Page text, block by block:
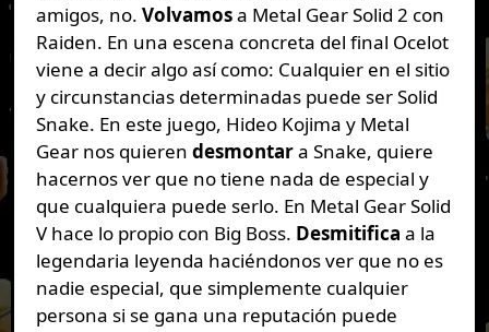
amigos, no. Volvamosa Metal Gear Solid 2 con
Raiden. En una escena concreta del final Ocelot
viene a decir algo así como: Cualquier en el sitio
y circunstancias determinadas puede ser Solid
Snake. En este juego, Hideo Kojima y Metal
Gear nos quieren desmontara Snake, quiere
hacernos ver que no tiene nada de especial y
que cualquiera puede serlo. En Metal Gear Solid
V hace lo propio con Big Boss. Desmitifica a la
legendaria leyenda haciéndonos ver que no es
nadie especial, que simplemente cualquier
persona si se gana una reputación puede